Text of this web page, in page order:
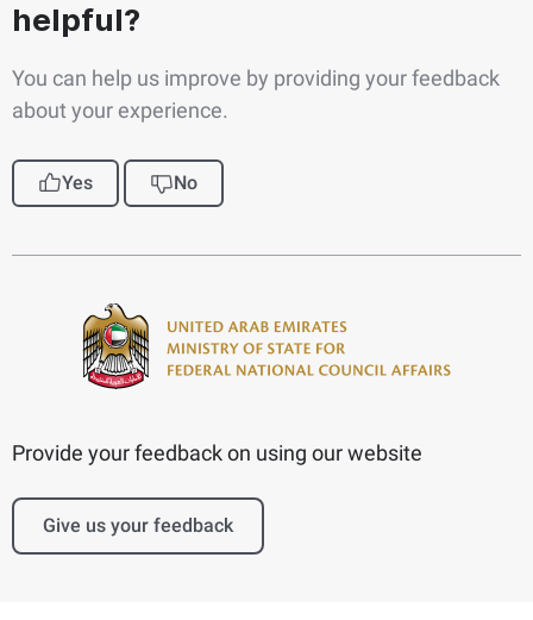
helpful?
You can help us improve by providing your feedback
about your experience.
Yes No
Provide your feedback on using our website
Give us your feedback